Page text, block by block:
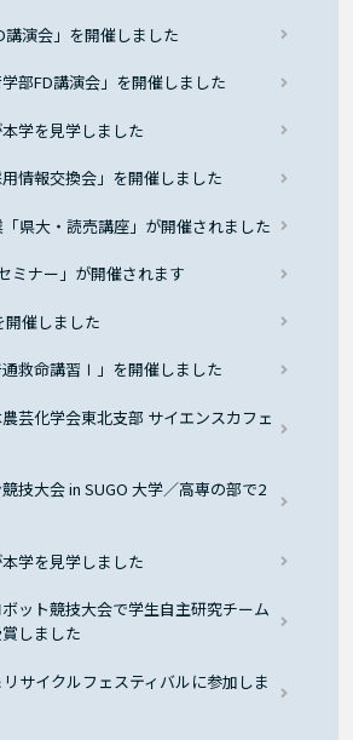
講演会」を開催しました
学部FD講演会」を開催しました
学を見学しました
情報交換会」を開催しました
県大・読売講座」が開催されました
ミナー」が開催されます
開催しました
通救命講習Ⅰ」を開催しました
農芸化学会東北支部 サイエンスカフェ
技大会 in SUGO 大学／高専の部で2
学を見学しました
ット競技大会で学生自主研究チーム
しました
サイクルフェスティバルに参加しま